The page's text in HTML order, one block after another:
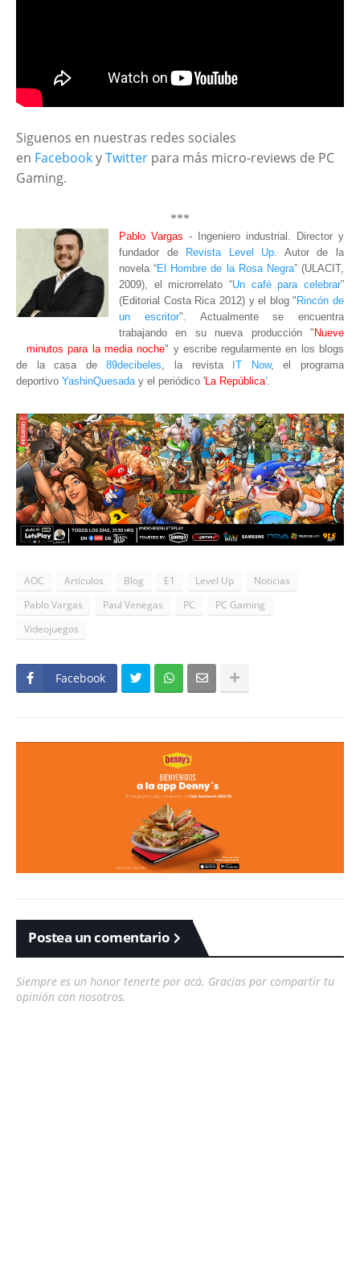
Siguenos en nuestras redes sociales
en FacebookyTwitter para más micro-reviews de PC
Gaming.
***
Pablo Vargas - Ingeniero industrial. Director y
fundador de
Revista Level Up . Autor de la
novela “El Hombre de la Rosa Negra” (ULACIT,
2009), el microrrelato “Un café para celebrar”
(Editorial Costa Rica 2012) y el blog " Rincón de
un escritor" . Actualmente se encuentra
trabajando en su nueva producción " Nueve
minutos para la media noche" y escribe regularmente en los blogs
de la casa de
89decibeles , la revista IT Now, el programa
deportivo YashinQuesada y el periódico ' La República'
AOC Artículos Blog E1 Level Up
Noticias
Pablo Vargas
Paul Venegas PC
PC Gaming
Videojuegos
Facebook
Postea un comentario
Siempre es un honor tenerte por acá. Gracias por compartir tu
opinión con nosotros.